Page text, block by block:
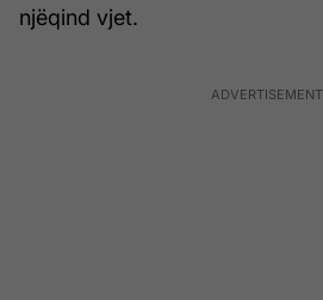
njëqind vjet.